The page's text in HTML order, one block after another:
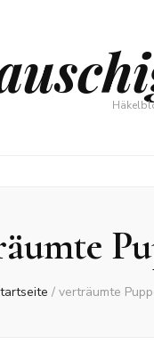
/ verträumte